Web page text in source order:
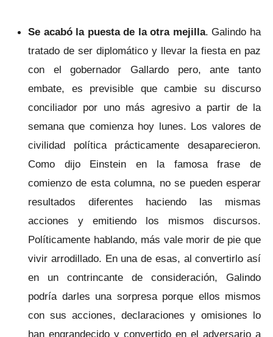
Se acabó la puesta de la otra mejilla. Galindo ha
tratado de ser diplomático y llevar la fiesta en paz
con el gobernador Gallardo pero, ante tanto
embate, es previsible que cambie su discurso
conciliador por uno más agresivo a partir de la
semana que comienza hoy lunes. Los valores de
civilidad política prácticamente desaparecieron.
Como dijo Einstein en la famosa frase de
comienzo de esta columna, no se pueden esperar
resultados diferentes haciendo las mismas
acciones y emitiendo los mismos discursos.
Políticamente hablando, más vale morir de pie que
vivir arrodillado. En una de esas, al convertirlo así
en un contrincante de consideración, Galindo
podría darles una sorpresa porque ellos mismos
con sus acciones, declaraciones y omisiones lo
han engrandecido y convertido en el adversario a